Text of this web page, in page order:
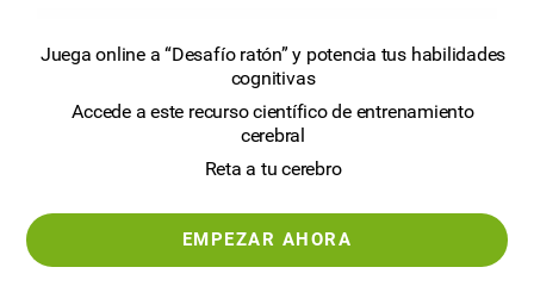
Juega online a “Desafío ratón” y potencia tus habilidades
cognitivas
Accede a este recurso científico de entrenamiento
cerebral
Reta a tu cerebro
EMPEZAR AHORA